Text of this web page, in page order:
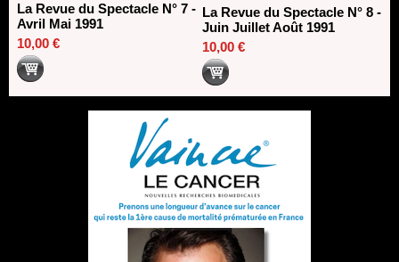
La Revue du Spectacle N° 7 -
Avril Mai 1991
10,00 €
La Revue du Spectacle N° 8 -
Juin Juillet Août 1991
10,00 €